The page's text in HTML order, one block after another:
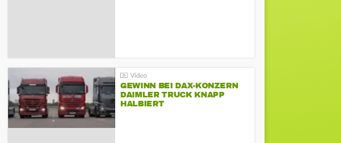
GEWINN BEI DAX-KONZERN
DAIMLER TRUCK KNAPP
HALBIERT